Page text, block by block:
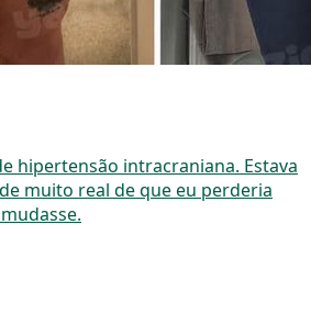
hipertensão intracraniana. Estava
muito real de que eu perderia